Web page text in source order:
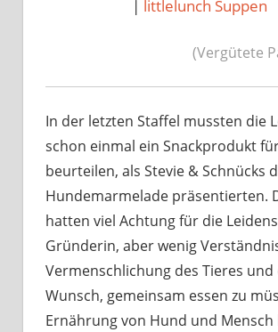
| littlelunch Suppen
(Vergütete
In der letzten Staffel mussten die
schon einmal ein Snackprodukt
beurteilen, als Stevie & Schnücks
Hundemarmelade präsentierten.
hatten viel Achtung für die
Gründerin, aber wenig
Vermenschlichung des Tieres und
Wunsch, gemeinsam essen zu
Ernährung von Hund und Mensch